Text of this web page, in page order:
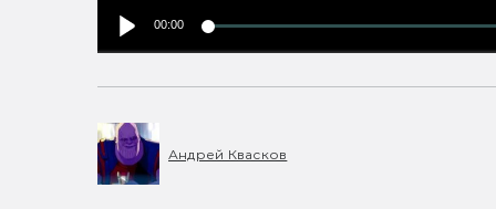
00:00
Андрей Квасков